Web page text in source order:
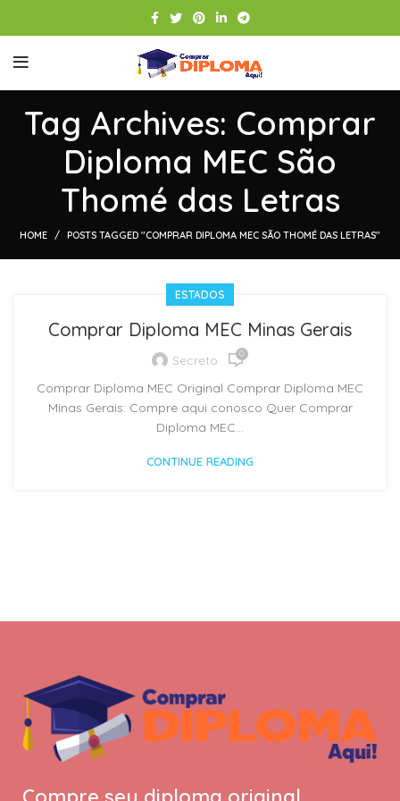
Tag Archives: Comprar
Diploma MEC São
Thomé das Letras
HOME POSTS TAGGED "COMPRAR DIPLOMA MEC SÃO THOMÉ DAS LETRAS"
ESTADOS
Comprar Diploma MEC Minas Gerais
Secreto 0
Comprar Diploma MEC Original Comprar Diploma MEC
Minas Gerais: Compre aqui conosco Quer Comprar
Diploma MEC...
CONTINUE READING